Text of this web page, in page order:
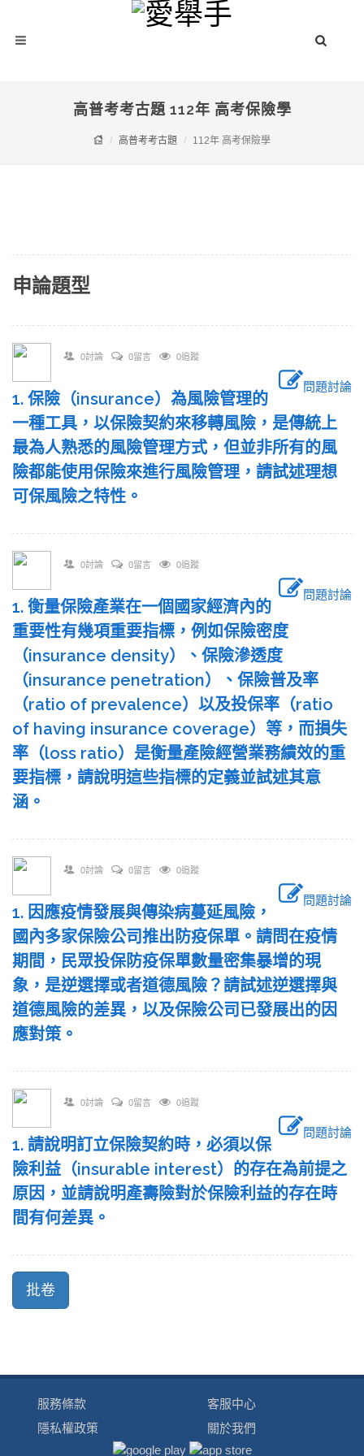
高普考考古題 112年 高考保險學
高普考考古題 112年 高考保險學
申論題型
0討論 0留言 0追蹤
問題討論
1. 保險（insurance）為風險管理的
一種工具，以保險契約來移轉風險，是傳統上
最為人熟悉的風險管理方式，但並非所有的風
險都能使用保險來進行風險管理，請試述理想
可保風險之特性。
0討論 0留言 0追蹤
問題討論
1. 衡量保險產業在一個國家經濟內的
重要性有幾項重要指標，例如保險密度
（insurance density）、保險滲透度
（insurance penetration）、保險普及率
（ratio of prevalence）以及投保率（ratio
of having insurance coverage）等，而損失
率（loss ratio）是衡量產險經營業務績效的重
要指標，請說明這些指標的定義並試述其意
涵。
0討論 0留言 0追蹤
問題討論
1. 因應疫情發展與傳染病蔓延風險，
國內多家保險公司推出防疫保單。請問在疫情
期間，民眾投保防疫保單數量密集暴增的現
象，是逆選擇或者道德風險？請試述逆選擇與
道德風險的差異，以及保險公司已發展出的因
應對策。
0討論 0留言 0追蹤
問題討論
1. 請說明訂立保險契約時，必須以保
險利益（insurable interest）的存在為前提之
原因，並請說明產壽險對於保險利益的存在時
間有何差異。
服務條款
隱私權政策
客服中心
關於我們